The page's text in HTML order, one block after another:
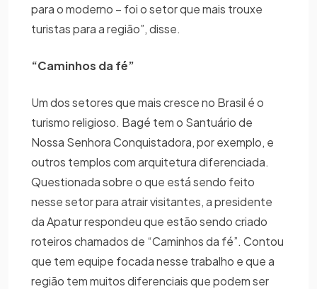
para o moderno – foi o setor que mais trouxe
turistas para a região”, disse.
“Caminhos da fé”
Um dos setores que mais cresce no Brasil é o
turismo religioso. Bagé tem o Santuário de
Nossa Senhora Conquistadora, por exemplo, e
outros templos com arquitetura diferenciada.
Questionada sobre o que está sendo feito
nesse setor para atrair visitantes, a presidente
da Apatur respondeu que estão sendo criado
roteiros chamados de “Caminhos da fé”. Contou
que tem equipe focada nesse trabalho e que a
região tem muitos diferenciais que podem ser